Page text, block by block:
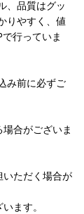
、品質はグッ
りやすく、値
行っていま
み前に必ずご
合がございま
ただく場合が
ます。